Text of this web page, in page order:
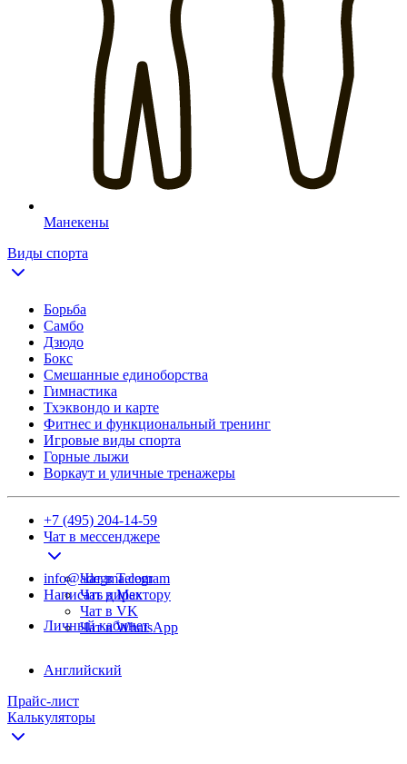
Манекены
Виды спорта
Борьба
Самбо
Дзюдо
Бокс
Смешанные единоборства
Гимнастика
Тхэквондо и карте
Фитнес и функциональный тренинг
Игровые виды спорта
Горные лыжи
Воркаут и уличные тренажеры
+7 (495) 204-14-59
Чат в мессенджере
Чат в Telegram
Чат в Max
Чат в VK
Чат в WhatsApp
info@adegma.com
Написать директору
Личный кабинет
Английский
Прайс-лист
Калькуляторы